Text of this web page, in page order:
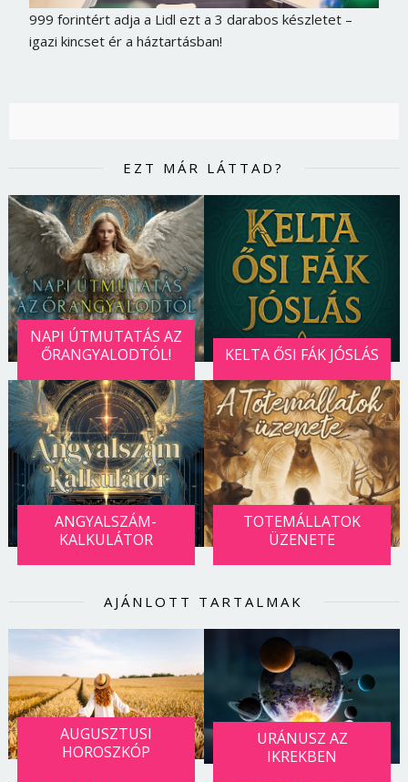
999 forintért adja a Lidl ezt a 3 darabos készletet –
igazi kincset ér a háztartásban!
EZT MÁR LÁTTAD?
NAPI ÚTMUTATÁS AZ
ŐRANGYALODTÓL!
KELTA ŐSI FÁK JÓSLÁS
ANGYALSZÁM-
KALKULÁTOR
TOTEMÁLLATOK
ÜZENETE
AJÁNLOTT TARTALMAK
AUGUSZTUSI
HOROSZKÓP
URÁNUSZ AZ
IKREKBEN